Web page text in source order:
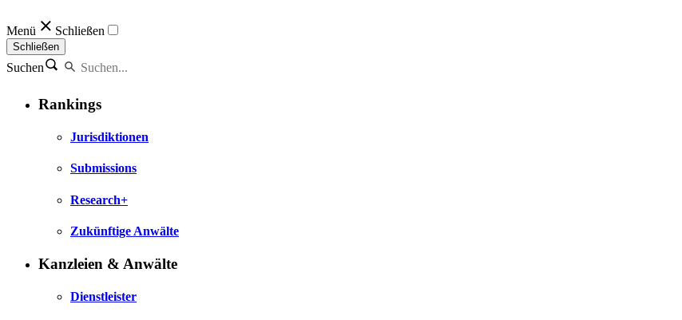
Menü Schließen
Schließen
Suchen
Rankings
Jurisdiktionen
Submissions
Research+
Zukünftige Anwälte
Kanzleien & Anwälte
Dienstleister